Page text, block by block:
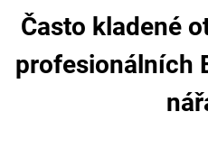
Často kladené
profesionálních